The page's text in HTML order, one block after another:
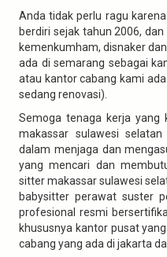
Anda tidak perlu ragu
berdiri sejak tahun 2006,
kemenkumham, disnaker
ada di semarang sebagai
atau kantor cabang kami
sedang renovasi).
Semoga tenaga kerja
makassar sulawesi
dalam menjaga dan
yang mencari dan
sitter makassar sulawesi
babysitter perawat suster
profesional resmi
khususnya kantor pusat
cabang yang ada di jakarta